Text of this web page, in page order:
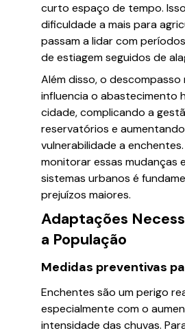
curto espaço de tempo.
dificuldade a mais para
passam a lidar com
de estiagem seguidos de
Além disso, o descompasso
influencia o abastecimento
cidade, complicando a
reservatórios e
vulnerabilidade a
monitorar essas mudanças
sistemas urbanos é
prejuízos maiores.
Adaptações
a População
Medidas preventivas
Enchentes são um perigo
especialmente com o
intensidade das chuvas.